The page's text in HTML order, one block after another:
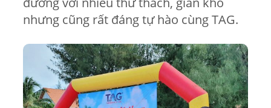
nhưng cũng rất đáng tự hào cùng TAG.